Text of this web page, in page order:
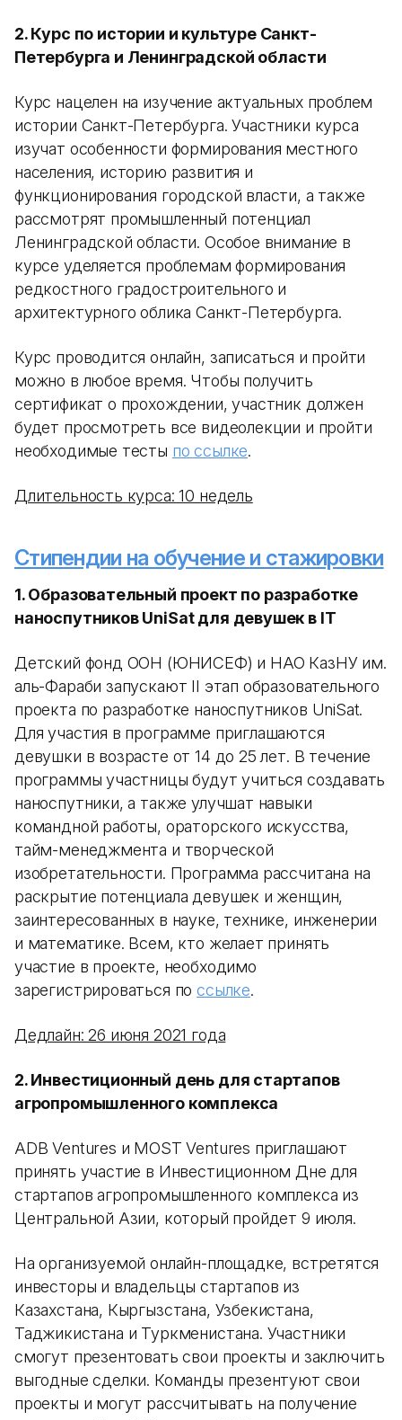
2. Курс по истории и культуре Санкт-
Петербурга и Ленинградской области
Курс нацелен на изучение актуальных проблем
истории Санкт-Петербурга. Участники курса
изучат особенности формирования местного
населения, историю развития и
функционирования городской власти, а также
рассмотрят промышленный потенциал
Ленинградской области. Особое внимание в
курсе уделяется проблемам формирования
редкостного градостроительного и
архитектурного облика Санкт-Петербурга.
Курс проводится онлайн, записаться и пройти
можно в любое время. Чтобы получить
сертификат о прохождении, участник должен
будет просмотреть все видеолекции и пройти
необходимые тесты по ссылке.
Длительность курса: 10 недель
Стипендии на обучение и стажировки
1. Образовательный проект по разработке
наноспутников UniSat для девушек в IT
Детский фонд ООН (ЮНИСЕФ) и НАО КазНУ им.
аль-Фараби запускают II этап образовательного
проекта по разработке наноспутников UniSat.
Для участия в программе приглашаются
девушки в возрасте от 14 до 25 лет. В течение
программы участницы будут учиться создавать
наноспутники, а также улучшат навыки
командной работы, ораторского искусства,
тайм-менеджмента и творческой
изобретательности. Программа рассчитана на
раскрытие потенциала девушек и женщин,
заинтересованных в науке, технике, инженерии
и математике. Всем, кто желает принять
участие в проекте, необходимо
зарегистрироваться поссылке.
Дедлайн: 26 июня 2021 года
2. Инвестиционный день для стартапов
агропромышленного комплекса
ADB Ventures и MOST Ventures приглашают
принять участие в Инвестиционном Дне для
стартапов агропромышленного комплекса из
Центральной Азии, который пройдет 9 июля.
На организуемой онлайн-площадке, встретятся
инвесторы и владельцы стартапов из
Казахстана, Кыргызстана, Узбекистана,
Таджикистана и Туркменистана. Участники
смогут презентовать свои проекты и заключить
выгодные сделки. Команды презентуют свои
проекты и могут рассчитывать на получение